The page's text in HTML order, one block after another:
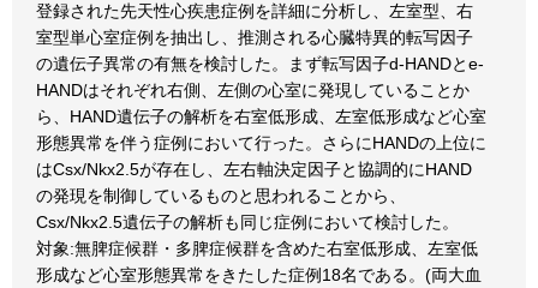
登録された先天性心疾患症例を詳細に分析し、左室型、右
室型単心室症例を抽出し、推測される心臓特異的転写因子
の遺伝子異常の有無を検討した。まず転写因子d-HANDとe-
HANDはそれぞれ右側、左側の心室に発現していることか
ら、HAND遺伝子の解析を右室低形成、左室低形成など心室
形態異常を伴う症例において行った。さらにHANDの上位に
はCsx/Nkx2.5が存在し、左右軸決定因子と協調的にHAND
の発現を制御しているものと思われることから、
Csx/Nkx2.5遺伝子の解析も同じ症例において検討した。
対象:無脾症候群・多脾症候群を含めた右室低形成、左室低
形成など心室形態異常をきたした症例18名である。(両大血